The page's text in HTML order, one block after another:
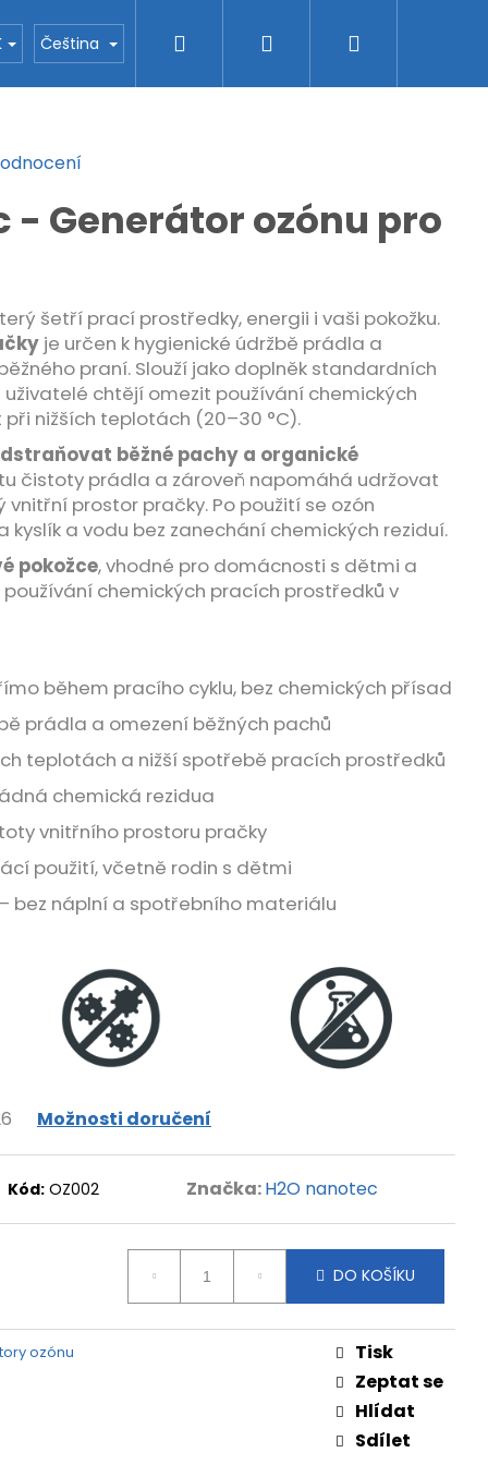
Blog O H2O nanotec
Čeština Přihlášení
- Generátor ozónu pro
šetří prací prostředky, energii i vaši pokožku.
je určen k hygienické údržbě prádla a
praní. Slouží jako doplněk standardních
chtějí omezit používání chemických
nižších teplotách (20–30 °C).
běžné pachy a organické
čistoty prádla a zároveň napomáhá udržovat
prostor pračky. Po použití se ozón
kyslík a vodu bez zanechání chemických reziduí.
pokožce, vhodné pro domácnosti s dětmi a
chemických pracích prostředků v
během pracího cyklu, bez chemických přísad
prádla a omezení běžných pachů
teplotách a nižší spotřebě pracích prostředků
chemická rezidua
vnitřního prostoru pračky
použití, včetně rodin s dětmi
bez náplní a spotřebního materiálu
Možnosti doručení
Kód: OZ002 Značka:H2O nanotec
DO KOŠÍKU
ozónu
Tisk
Zeptat se
Hlídat
Sdílet